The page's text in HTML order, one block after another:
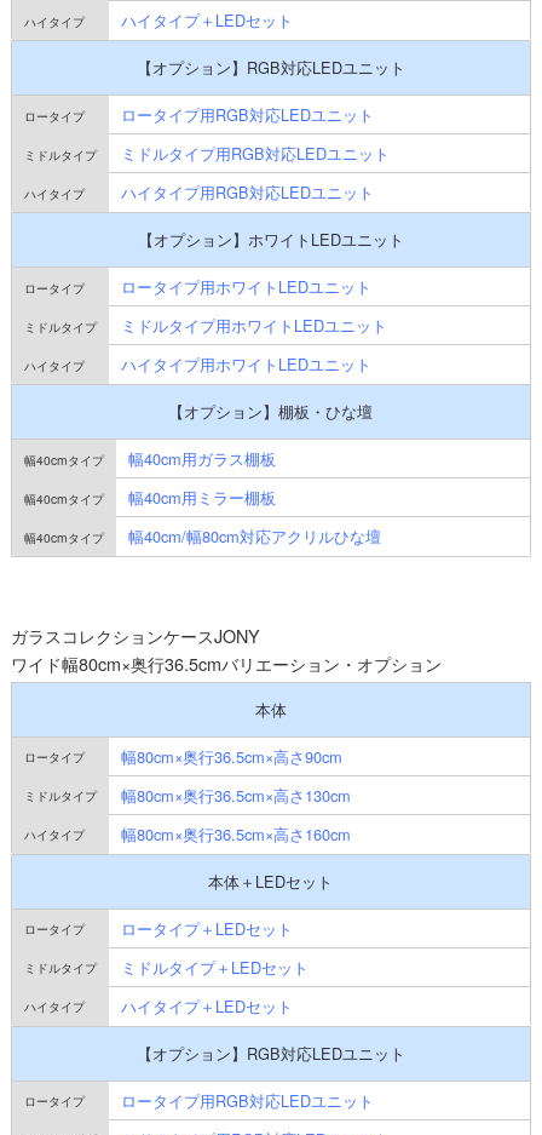
ハイタイプ＋LEDセット
【オプション】RGB対応LEDユニット
ロータイプ用RGB対応LEDユニット
ミドルタイプ用RGB対応LEDユニット
ハイタイプ用RGB対応LEDユニット
【オプション】ホワイトLEDユニット
ロータイプ用ホワイトLEDユニット
ミドルタイプ用ホワイトLEDユニット
ハイタイプ用ホワイトLEDユニット
【オプション】棚板・ひな壇
幅40cm用ガラス棚板
幅40cm用ミラー棚板
幅40cm/幅80cm対応アクリルひな壇
ガラスコレクションケースJONY
ワイド幅80cm×奥行36.5cmバリエーション・オプション
本体
幅80cm×奥行36.5cm×高さ90cm
幅80cm×奥行36.5cm×高さ130cm
幅80cm×奥行36.5cm×高さ160cm
本体＋LEDセット
ロータイプ＋LEDセット
ミドルタイプ＋LEDセット
ハイタイプ＋LEDセット
【オプション】RGB対応LEDユニット
ロータイプ用RGB対応LEDユニット